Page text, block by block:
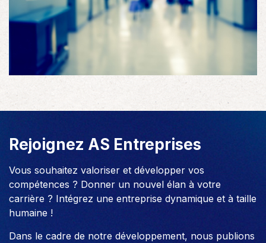
Rejoignez AS Entreprises
Vous souhaitez valoriser et développer vos
compétences ? Donner un nouvel élan à votre
carrière ? Intégrez une entreprise dynamique et à taille
humaine !
Dans le cadre de notre développement, nous publions